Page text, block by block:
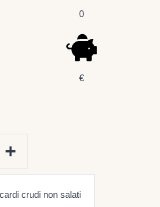
0
€
+
crudi non salati